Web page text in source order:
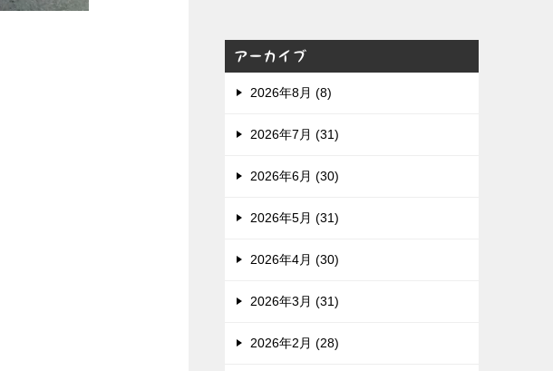
アーカイブ
2026年8月 (8)
2026年7月 (31)
2026年6月 (30)
2026年5月 (31)
2026年4月 (30)
2026年3月 (31)
2026年2月 (28)